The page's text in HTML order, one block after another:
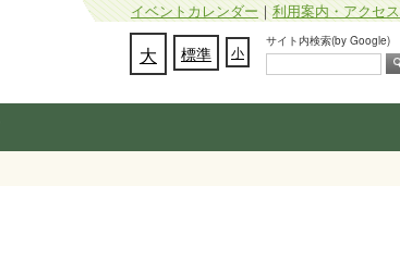
イベントカレンダー｜利用案内・アクセス
サイト内検索(by Google)
大 標準 小